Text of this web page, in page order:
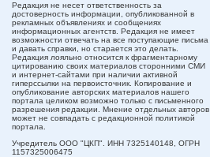
Редакция не несет ответственность за
достоверность информации, опубликованной в
рекламных объявлениях и сообщениях
информационных агентств. Редакция не имеет
возможности отвечать на все поступающие письма
и давать справки, но старается это делать.
Редакция лояльно относится к фрагментарному
цитированию своих материалов сторонними СМИ
и интернет-сайтами при наличии активной
гиперссылки на первоисточник. Копирование и
опубликование авторских материалов нашего
портала целиком возможно только с письменного
разрешения редакции. Мнение отдельных авторов
может не совпадать с редакционной политикой
портала.
Учредитель ООО "ЦКП". ИНН 7325140148, ОГРН
1157325006475